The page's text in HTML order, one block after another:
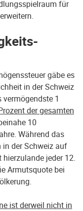
für
gäbe es
in der Schweiz
1
der gesamten
10
Während das
in der Schweiz auf
hierzulande jeder 12.
Armutsquote bei
ist derweil nicht in